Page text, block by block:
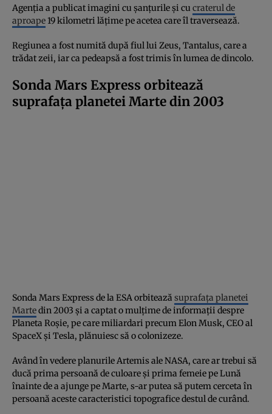
Agenția a publicat imagini cu șanțurile și cu craterul de
aproape 19 kilometri lățime pe acetea care îl traversează.
Regiunea a fost numită după fiul lui Zeus, Tantalus, care a
trădat zeii, iar ca pedeapsă a fost trimis în lumea de dincolo.
Sonda Mars Express orbitează
suprafața planetei Marte din 2003
Sonda Mars Express de la ESA orbitează suprafața planetei
Martedin 2003 și a captat o mulțime de informații despre
Planeta Roșie, pe care miliardari precum Elon Musk, CEO al
SpaceX și Tesla, plănuiesc să o colonizeze.
Având în vedere planurile Artemis ale NASA, care ar trebui să
ducă prima persoană de culoare și prima femeie pe Lună
înainte de a ajunge pe Marte, s-ar putea să putem cerceta în
persoană aceste caracteristici topografice destul de curând.